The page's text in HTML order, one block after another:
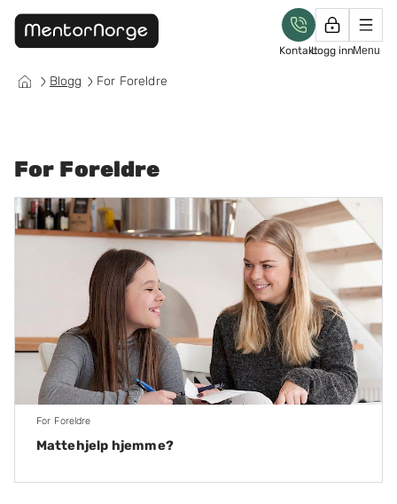
Logg innMenu
Kontakt
Blogg For Foreldre
For Foreldre
For Foreldre
Mattehjelp hjemme?